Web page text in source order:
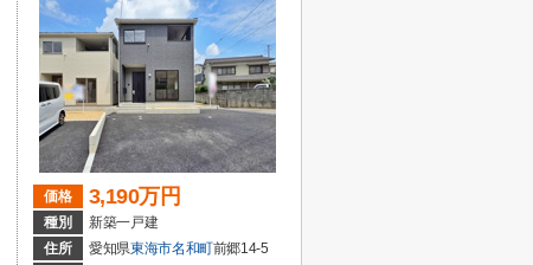
価格 3,190万円
種別
新築一戸建
住所
愛知県東海市名和町前郷14-5